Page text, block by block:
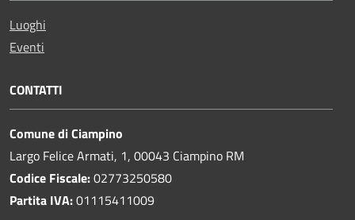
Luoghi
Eventi
CONTATTI
Comune di Ciampino
Largo Felice Armati, 1, 00043 Ciampino RM
Codice Fiscale:02773250580
Partita IVA:01115411009